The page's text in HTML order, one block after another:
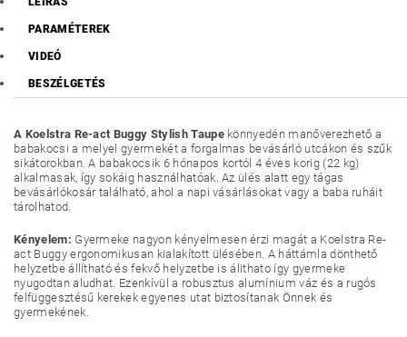
PARAMÉTEREK
VIDEÓ
BESZÉLGETÉS
A Koelstra Re-act Buggy Stylish Taupekönnyedén manőverezhető a
babakocsi a melyel gyermekét a forgalmas bevásárló utcákon és szűk
sikátorokban. A babakocsik 6 hónapos kortól 4 éves korig (22 kg)
alkalmasak, így sokáig használhatóak. Az ülés alatt egy tágas
bevásárlókosár található, ahol a napi vásárlásokat vagy a baba ruháit
tárolhatod.
Kényelem: Gyermeke nagyon kényelmesen érzi magát a Koelstra Re-
act Buggy ergonomikusan kialakított ülésében. A háttámla dönthető
helyzetbe állítható és fekvő helyzetbe is álithato így gyermeke
nyugodtan aludhat. Ezenkívül a robusztus alumínium váz és a rugós
felfüggesztésű kerekek egyenes utat biztosítanak Önnek és
gyermekének.